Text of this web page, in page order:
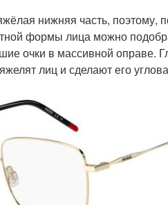
нижняя часть,
формы лица можно
очки в массивной оправе.
лиц и сделают его